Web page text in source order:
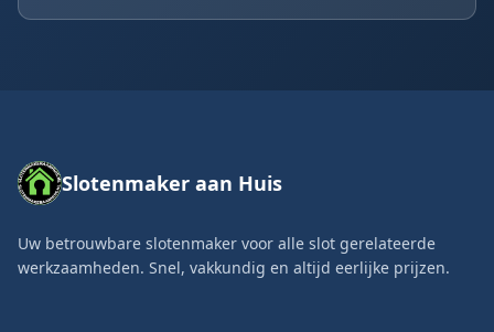
Slotenmaker aan Huis
Uw betrouwbare slotenmaker voor alle slot gerelateerde
werkzaamheden. Snel, vakkundig en altijd eerlijke prijzen.